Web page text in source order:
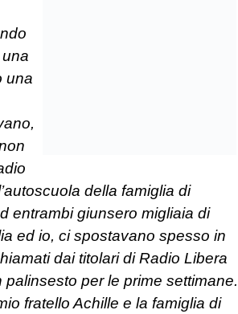
una
della famiglia di
entrambi giunsero migliaia di
ed io, ci spostavano spesso in
dai titolari di Radio Libera
per le prime settimane.
fratello Achille e la famiglia di